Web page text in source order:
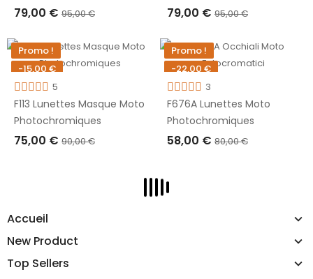
Accueil
New Product
Top Sellers
79,00 € 95,00 €
RUPTURE DE STOCK
79,00 € 95,00 €
RUPTURE DE STOCK
Promo !
-15,00 €
Rupture de stock
5
F113 Lunettes Masque Moto
Photochromiques
75,00 € 90,00 €
Promo !
-22,00 €
Rupture de stock
3
F676A Lunettes Moto
Photochromiques
58,00 € 80,00 €